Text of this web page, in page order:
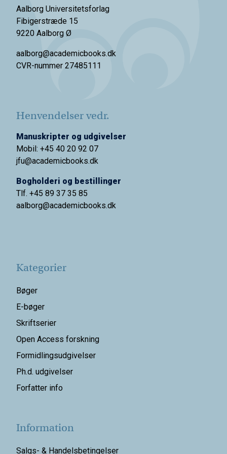
Aalborg Universitetsforlag
Fibigerstræde 15
9220 Aalborg Ø
aalborg@academicbooks.dk
CVR-nummer 27485111
Henvendelser vedr.
Manuskripter og udgivelser
Mobil: +45 40 20 92 07
jfu@academicbooks.dk
Bogholderi og bestillinger
Tlf. +45 89 37 35 85
aalborg@academicbooks.dk
Kategorier
Bøger
E-bøger
Skriftserier
Open Access forskning
Formidlingsudgivelser
Ph.d. udgivelser
Forfatter info
Information
Salgs- & Handelsbetingelser